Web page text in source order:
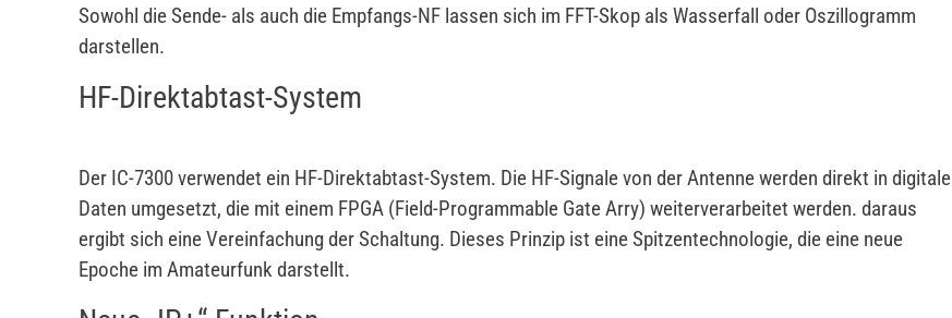
Sowohl die Sende- als auch die Empfangs-NF lassen sich im FFT-Skop als Wasserfall oder Oszillogramm
darstellen.
HF-Direktabtast-System
Der IC-7300 verwendet ein HF-Direktabtast-System. Die HF-Signale von der Antenne werden direkt in digitale
Daten umgesetzt, die mit einem FPGA (Field-Programmable Gate Arry) weiterverarbeitet werden. daraus
ergibt sich eine Vereinfachung der Schaltung. Dieses Prinzip ist eine Spitzentechnologie, die eine neue
Epoche im Amateurfunk darstellt.